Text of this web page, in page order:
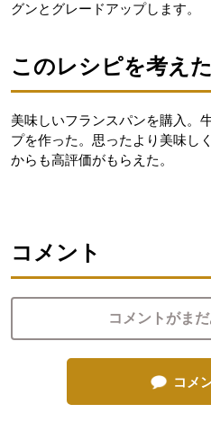
グンとグレードアップします。
このレシピを考え
美味しいフランスパンを購入。
プを作った。思ったより美味し
からも高評価がもらえた。
コメント
コメントがまだ
コメ